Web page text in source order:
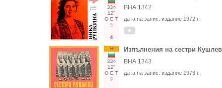
33○
12"
О Е Т
5
4
ВНА 1342
дата на запис: издание 1972 г.
Н
33○
12"
О Е Т
9
Изпълнения на сестри
ВНА 1343
дата на запис: издание 1973 г.